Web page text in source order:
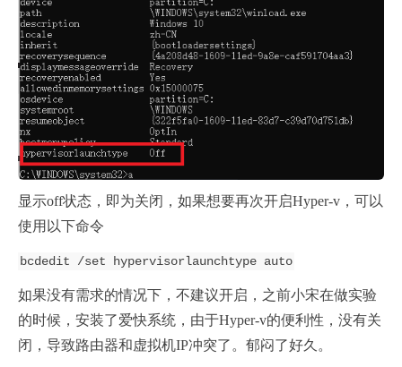
显示off状态，即为关闭，如果想要再次开启Hyper-v，可以
使用以下命令
bcdedit /set hypervisorlaunchtype auto
如果没有需求的情况下，不建议开启，之前小宋在做实验
的时候，安装了爱快系统，由于Hyper-v的便利性，没有关
闭，导致路由器和虚拟机IP冲突了。郁闷了好久。